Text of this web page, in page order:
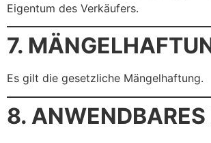
Eigentum des Verkäufers.
7.
Es gilt die gesetzliche Mängelhaftung.
8. ANWENDBARES